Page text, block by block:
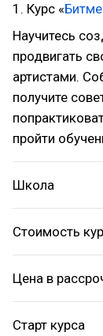
1. Курс «
Научитесь
продвигать
артистами.
получите
пройти
Школа
Стоимость
Цена в
Старт курса